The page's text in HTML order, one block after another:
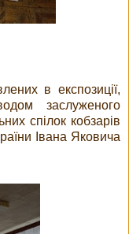
в експозиції,
заслуженого
спілок кобзарів
Івана Яковича